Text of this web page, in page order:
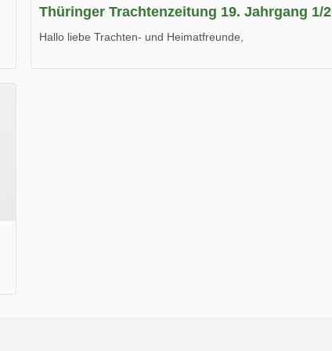
Thüringer Trachtenzeitung 19. Jahrgang 1/
Hallo liebe Trachten- und Heimatfreunde,